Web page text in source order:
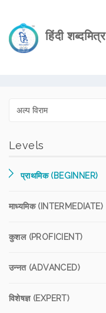
हिंदी शब्दमित्र
Levels
प्राथमिक (BEGINNER)
माध्यमिक (INTERMEDIATE)
कुशल (PROFICIENT)
उन्नत (ADVANCED)
विशेषज्ञ (EXPERT)